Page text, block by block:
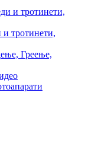
тротинети,
Греење,